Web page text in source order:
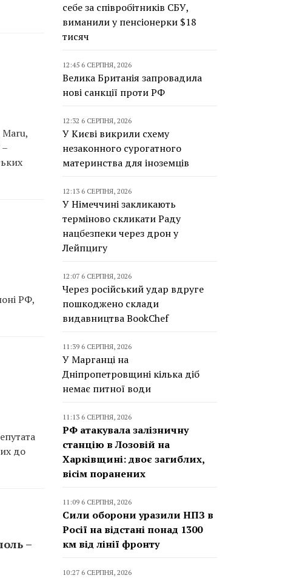
РФ,
до
–
себе за співробітників СБУ,
виманили у пенсіонерки $18
тисяч
12:45 6 СЕРПНЯ, 2026
Велика Британія запровадила
нові санкції проти РФ
12:32 6 СЕРПНЯ, 2026
У Києві викрили схему
незаконного сурогатного
материнства для іноземців
12:13 6 СЕРПНЯ, 2026
У Німеччині закликають
терміново скликати Раду
нацбезпеки через дрон у
Лейпцигу
12:07 6 СЕРПНЯ, 2026
Через російський удар вдруге
пошкоджено склади
видавництва BookChef
11:39 6 СЕРПНЯ, 2026
У Марганці на
Дніпропетровщині кілька діб
немає питної води
11:13 6 СЕРПНЯ, 2026
РФ атакувала залізничну
станцію в Лозовій на
Харківщині: двоє загиблих,
вісім поранених
11:09 6 СЕРПНЯ, 2026
Сили оборони уразили НПЗ в
Росії на відстані понад 1300
км від лінії фронту
10:27 6 СЕРПНЯ, 2026